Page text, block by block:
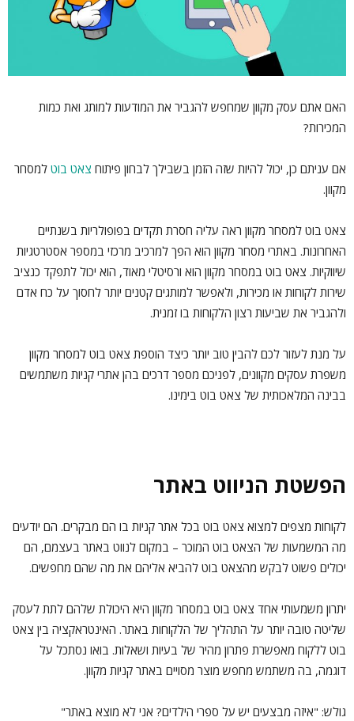
האם אתם עסק מקוון שמחפש להגביר את המודעות למותג ואת כמות
המכירות?
אם עניתם כן, יכול להיות שזה הזמן בשבילך לבחון פיתוח צאט בוט למסחר
מקוון.
צאט בוט למסחר מקוון ראה עליה חסרת תקדים בפופולריות בשנתיים
האחרונות. באתרי מסחר מקוון הוא הפך למרכיב מרכזי במספר אסטרטגיות
שיווקיות. צאט בוט במסחר מקוון הוא ורסיטלי מאוד, הוא יכול לתפקד כנציב
שירות לקוחות או מכירות, ולאפשר למותגים קטנים יותר לחסוך על כח אדם
ולהגביר את שביעות רצון הלקוחות בו זמנית.
על מנת לעזור לכם להבין טוב יותר כיצד הוספת צאט בוט למסחר מקוון
משפרת עסקים מקוונים, לפניכם מספר דרכים בהן אתרי קניות משתמשים
בבינה המלאכותית של צאט בוט בימינו.
הפשטת הניווט באתר
לקוחות מצפים למצוא צאט בוט בכל אתר קניות בו הם מבקרים. הם יודעים
מה המשמעות של הצאט בוט המוכר – במקום לנווט באתר בעצמם, הם
יכולים פשוט לבקש מהצאט בוט להביא אליהם את מה שהם מחפשים.
יתרון משמעותי אחד צאט בוט במסחר מקוון היא היכולת שלהם לתת לעסק
שליטה טובה יותר על התהליך של הלקוחות באתר. האינטראקציה בין צאט
בוט ללקוח מאפשרת פתרון מהיר של בעיות ושאלות. בואו נסתכל על
דוגמה, בה משתמש מחפש מוצר מסויים באתר קניות מקוון.
גולש: "איזה מבצעים יש על ספרי הילדים? אני לא מוצא באתר"